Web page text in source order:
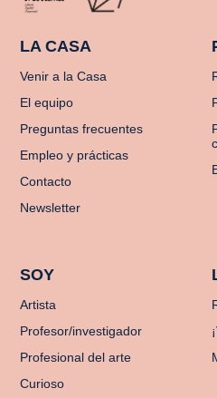
LA CASA
Venir a la Casa
El equipo
Preguntas frecuentes
Empleo y prácticas
Contacto
Newsletter
SOY
Artista
Profesor/investigador
Profesional del arte
Curioso